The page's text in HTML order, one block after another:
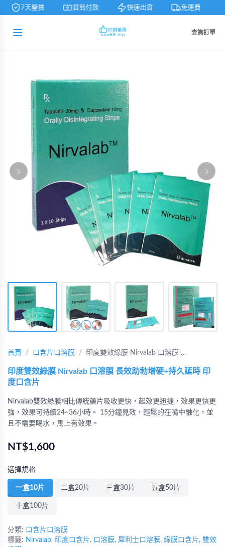
7天鑒賞 貨到付款 快速出貨 免運費
查詢訂單
首頁 口含片口溶膜 印度雙效綠膜 Nirvalab 口溶膜 …
印度雙效綠膜 Nirvalab 口溶膜 長效助勃增硬+持久延時 印
度口含片
Nirvalab雙效綠膜相比傳統藥片吸收更快，起效更迅捷，效果更快更
強，效果可持續24~36小時。 15分鐘見效，輕鬆的在嘴中融化，並
且不需要喝水，馬上有效果。
NT$1,600
選擇規格
一盒10片 二盒20片 三盒30片 五盒50片
十盒100片
分類: 口含片口溶膜
標籤: Nirvalab, 印度口含片, 口溶膜, 犀利士口溶膜, 綠膜口含片, 雙效